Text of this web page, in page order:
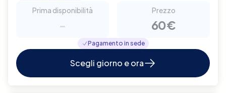
Prima disponibilità
-
Prezzo
60€
Pagamento in sede
Scegli giorno e ora